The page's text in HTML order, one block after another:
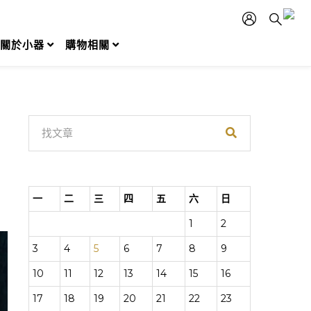
關於小器 購物相關
一 二 三 四 五 六
日
1
2
3
4 5 6 7 8
9
10
11 12 13 14 15
16
17
18 19 20 21 22 23